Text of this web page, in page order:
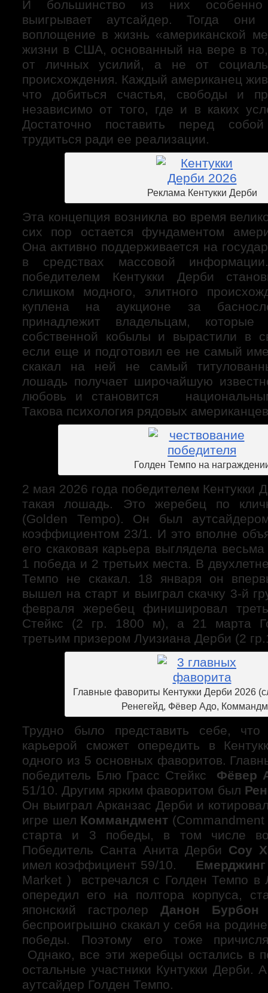
И большинство из них особенно
выигрывает аутсайдер. Тогда они
воплощение в жизнь «американской
жизни в США, основанный на вере в то,
от личных усилий, а не от
происхождения. Каждый американец
что добиться счастья, свободы и
независимо от того, где и в каких
Достаточно поставить перед
трудиться ради ее реализации.
Реклама Кентукки Дерби
Эта концепция возникла во время
сих пор остается фундаментом
Она активно поддерживается на
в средствах массовой
победителем Кентукки Дерби
слишком модного, элитного
куплена на аукционе за
принадлежит владельцам,
собственной кобылы и вырастили в
если еще и подготовил ее не самый
скакал на ней не самый
лошадь получает широчайшую
любовь и становится
Такова психология рядовых
Голден Темпо на
2 мая 2026 года победителем Кентукки
такая лошадь. Это жеребец по
(Golden Tempo). Он был
коэффициентом 23/1. И это вполне
его скаковая карьера выглядела
1 победа и 2 третьих места. В
Темпо не скакал. 18 января он
вышел на старт и выиграл скачку 3-й
февраля жеребец финишировал
Стейкс (2 гр. 1800 м), а 21 марта
третьим призером Луизиана Дерби (2
Главные фавориты Кентукки Дерби 2026
Ренегейд, Фёвер Адо,
Трудно было представить себе,
карьерой сможет опередить в
одного из 5 основных фаворитов.
победитель Блю Грасс Стейкс Фёвер
51/10. Другим ярким фаворитом был
Он выиграл Арканзас Дерби и
игре шел Коммандмент
старта и 3 победы, в том числе
Победитель Санта Анита Дерби Соу
имел коэффициент 59/10.
Market ) встречался с Голден Темпо
опередил его на полтора корпуса,
японский гастролер Данон Бурбон
беспроигрышно скакал у себя на
победы. Поэтому его тоже
Однако, все эти жеребцы остались в
остальные участники Кунтукки Дерби.
аутсайдер Голден Темпо.